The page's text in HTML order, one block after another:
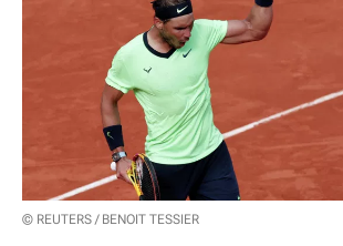
© REUTERS / BENOIT TESSIER